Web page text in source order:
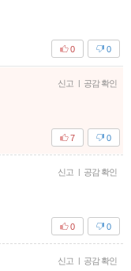
0
0
신고 | 공감 확인
0
7
신고 | 공감 확인
0
0
신고 | 공감 확인